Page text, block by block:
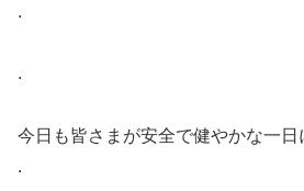
.
.
今日も皆さまが安全で健やかな一日
.